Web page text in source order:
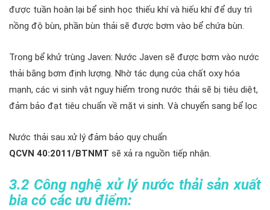
được tuần hoàn lại bể sinh học thiếu khí và hiếu khí để duy trì
nồng độ bùn, phần bùn thải sẽ được bơm vào bể chứa bùn.
Trong bể khử trùng Javen: Nước Javen sẽ được bơm vào nước
thải bằng bơm định lượng. Nhờ tác dụng của chất oxy hóa
mạnh, các vi sinh vật nguy hiểm trong nước thải sẽ bị tiêu diệt,
đảm bảo đạt tiêu chuẩn về mặt vi sinh. Và chuyển sang bể lọc
Nước thải sau xử lý đảm bảo quy chuẩn
QCVN 40:2011/BTNMT sẽ xả ra nguồn tiếp nhận.
3.2 Công nghệ xử lý nước thải sản xuất
bia có các ưu điểm: